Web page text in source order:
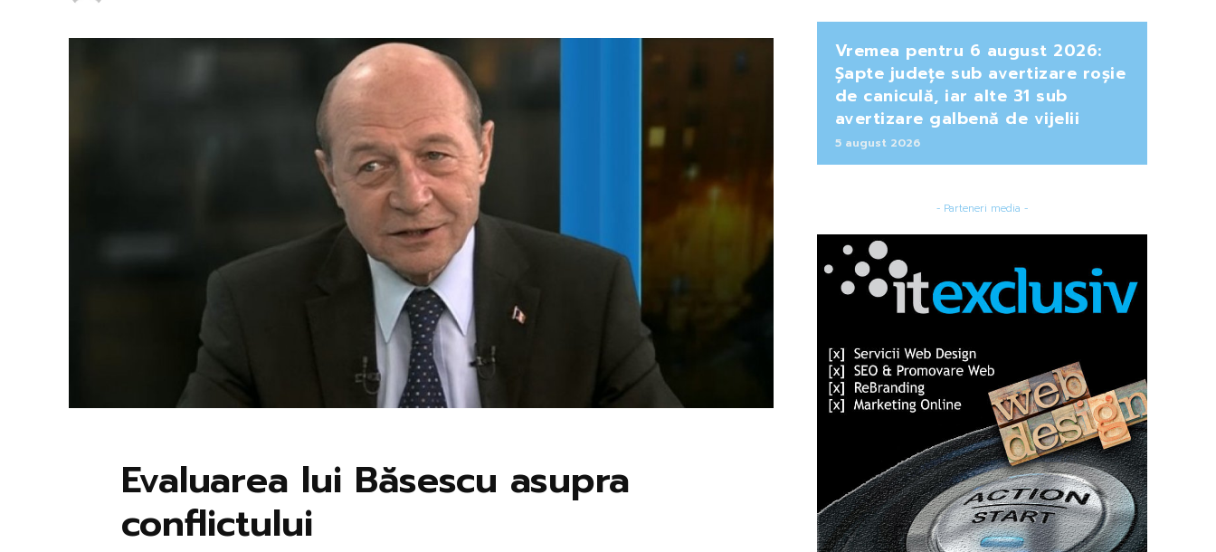
Evaluarea lui Băsescu asupra
conflictului
Vremea pentru 6 august 2026:
Șapte județe sub avertizare roșie
de caniculă, iar alte 31 sub
avertizare galbenă de vijelii
5 august 2026
- Parteneri media -